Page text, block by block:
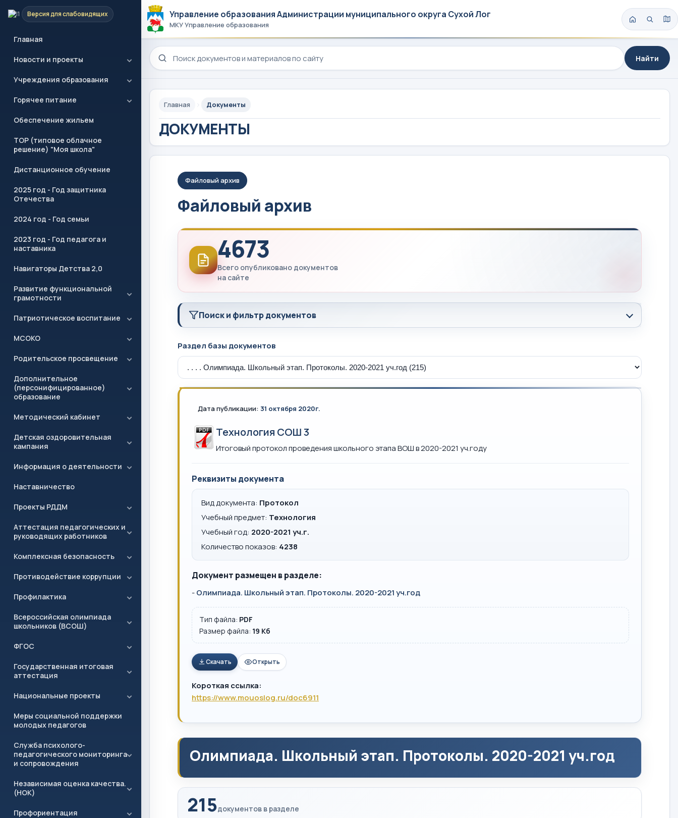
Версия для слабовидящих
Главная
Новости и проекты
Учреждения образования
Горячее питание
Обеспечение жильем
ТОР (типовое облачное
решение) "Моя школа"
Дистанционное обучение
2025 год - Год защитника
Отечества
2024 год - Год семьи
2023 год - Год педагога и
наставника
Навигаторы Детства 2,0
Развитие функциональной
грамотности
Патриотическое воспитание
МСОКО
Родительское просвещение
Дополнительное
(персонифицированное)
образование
Методический кабинет
Детская оздоровительная
кампания
Информация о деятельности
Наставничество
Проекты РДДМ
Аттестация педагогических и
руководящих работников
Комплексная безопасность
Противодействие коррупции
Профилактика
Всероссийская олимпиада
школьников (ВСОШ)
ФГОС
Государственная итоговая
аттестация
Национальные проекты
Меры социальной поддержки
молодых педагогов
Служба психолого-
педагогического мониторинга
и сопровождения
Независимая оценка качества.
(НОК)
Профориентация
Управление образования Администрации муниципального округа Сухой Лог
МКУ Управление образования
Поиск по сайту
Найти
Главная Документы
ДОКУМЕНТЫ
Файловый архив
Файловый архив
4673
Всего опубликовано документов
на сайте
Поиск и фильтр документов
Раздел базы документов
Дата публикации: 31 октября 2020г.
Технология СОШ 3
Итоговый протокол проведения школьного этапа ВОШ в 2020-2021 уч.году
Реквизиты документа
Вид документа: Протокол
Учебный предмет: Технология
Учебный год: 2020-2021 уч.г.
Количество показов: 4238
Документ размещен в разделе:
-Олимпиада. Школьный этап. Протоколы. 2020-2021 уч.год
Тип файла: PDF
Размер файла: 19 Кб
Скачать Открыть
Короткая ссылка:
https://www.mouoslog.ru/doc6911
Олимпиада. Школьный этап. Протоколы. 2020-2021 уч.год
215документов в разделе